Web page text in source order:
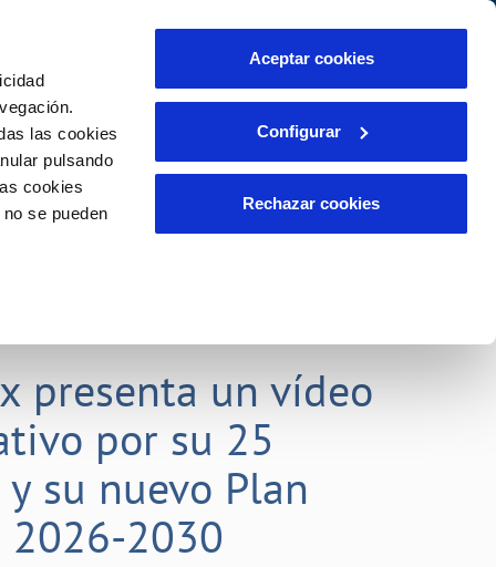
las cookies
pulsando
cookies
se pueden
Aceptar cookies
Configurar
Rechazar cookies
INCIDENCIAS
Comunica anomalías o posibles
PORTAL DE TRANSPARENCIA
Área de clientes Se abre en otra
presenta un vídeo
por su 25
su nuevo Plan
2026-2030